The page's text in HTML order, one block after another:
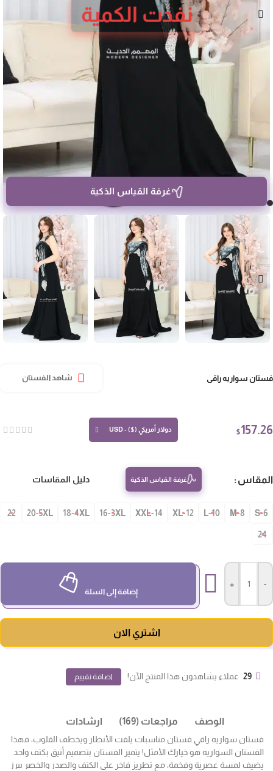
نفدت الكمية
غرفة القياس الذكية
سواريه راقي شاهد الفستان
$ دولار أمريكي ($) - USD
غرفة القياس الذكية دليل المقاسات
S-
10-L
12-XL
14-XXL
16-3XL
18-4XL
20-5XL
22
24
إضافة إلى السلة
اشتري الان
29 عملاء يشاهدون هذا المنتج الآن! اضافة تقييم
الوصف مراجعات (169) ارشادات
فستان سواريه راقي فستان مناسبات يلفت الأنظار ويخطف القلوب، فهذا
الفستان السواريه هو خيارك الأمثل! يتميز الفستان بتصميم أنيق بكتف واحد
يضيف لمسة عصرية وفخمة، مع تطريز فاخر على الكتف والصدر والخصر يبرز